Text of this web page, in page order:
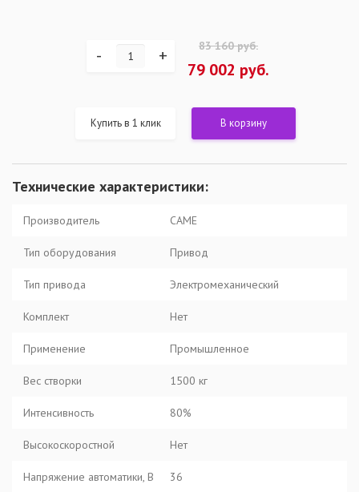
- + 83 160 руб.
79 002 руб.
Купить в 1 клик В корзину
Технические характеристики:
Производитель CAME
Тип оборудования Привод
Тип привода Электромеханический
Комплект Нет
Применение Промышленное
Вес створки 1500 кг
Интенсивность 80%
Высокоскоростной Нет
Напряжение автоматики, В 36